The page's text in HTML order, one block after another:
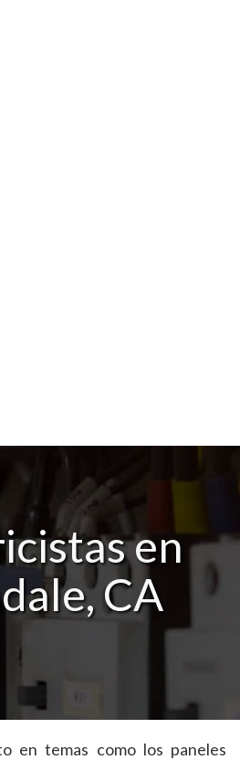
en
CA
en temas como los paneles